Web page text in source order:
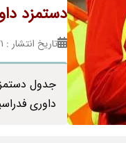
دستمزد
تاریخ انتشار : ۱۳۹۶/۰۴/۲۱
جدول
داوری